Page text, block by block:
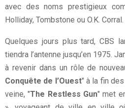
avec des noms prestigieux
Holliday, Tombstone ou O.K. Corral.
Quelques jours plus tard, CBS
tiendra l’antenne jusqu’en 1975.
à revenir dans un rôle de
Conquête de l’Ouest" à la fin
veine, "The Restless Gun" met